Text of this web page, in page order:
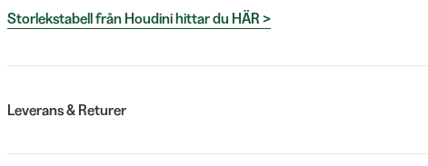
Storlekstabell från Houdini hittar du HÄR >
Leverans & Returer